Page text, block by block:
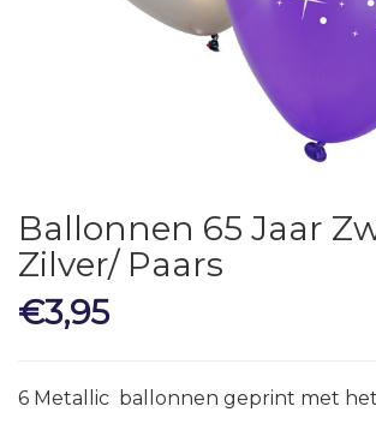
Ballonnen 65 Jaar
Zilver/ Paars
€3,95
6 Metallic ballonnen geprint met